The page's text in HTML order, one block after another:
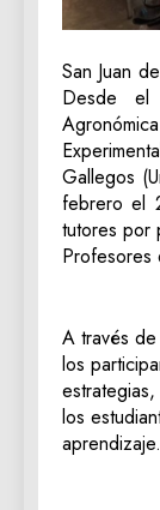
San Juan
Desde
Gallegos
febrero el
tutores por
Profesores
A través
los
los
aprendizaje.